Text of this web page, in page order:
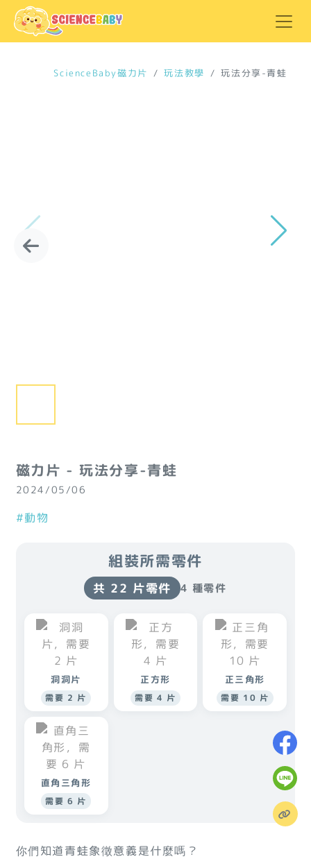
ScienceBaby磁力片 玩法教學 玩法分享-青蛙
磁力片 - 玩法分享-青蛙
2024/05/06
#動物
組裝所需零件
共 22 片零件 4 種零件
洞洞片
需要 2 片
正方形
需要 4 片
正三角形
需要 10 片
直角三角形
需要 6 片
你們知道青蛙象徵意義是什麼嗎？